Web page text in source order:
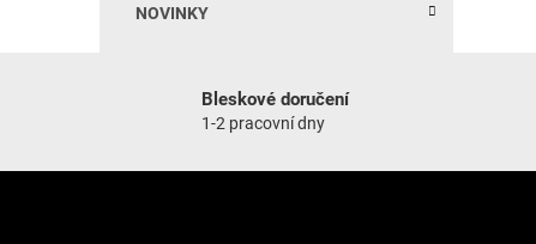
NOVINKY
Bleskové doručení
1-2 pracovní dny